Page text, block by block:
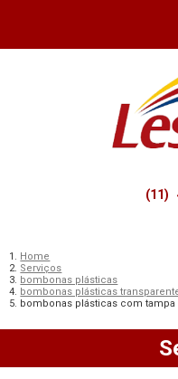
(11)
Home
Serviços
bombonas plásticas
bombonas plásticas
bombonas plásticas com tampa